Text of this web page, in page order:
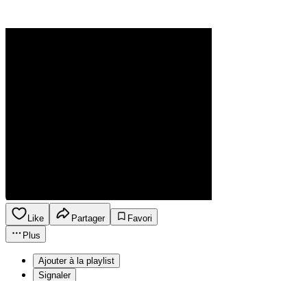
Like Partager
Favori
Plus
Ajouter à la playlist
Signaler